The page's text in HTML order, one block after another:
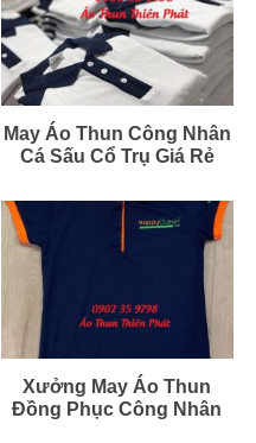
May Áo Thun Công Nhân
Cá Sấu Cổ Trụ Giá Rẻ
Xưởng May Áo Thun
Đồng Phục Công Nhân